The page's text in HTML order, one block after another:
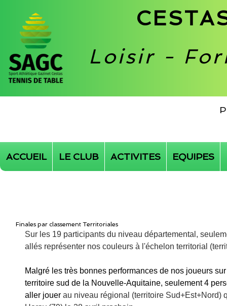
Loisir -
ACCUEIL LE CLUB ACTIVITES EQUIPES
Finales par classement Territoriales
Sur les 19 participants du niveau départemental,
allés représenter nos couleurs à l'échelon territorial
Malgré les très bonnes performances de nos joueurs
territoire sud de la Nouvelle-Aquitaine, seulement 4
aller jouer au niveau régional (territoire Sud+Est+Nord)